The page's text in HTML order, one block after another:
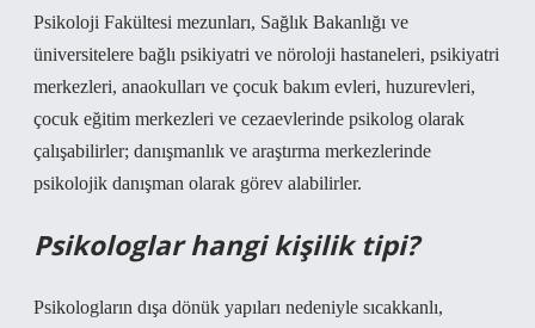
Psikoloji Fakültesi mezunları, Sağlık Bakanlığı ve
üniversitelere bağlı psikiyatri ve nöroloji hastaneleri, psikiyatri
merkezleri, anaokulları ve çocuk bakım evleri, huzurevleri,
çocuk eğitim merkezleri ve cezaevlerinde psikolog olarak
çalışabilirler; danışmanlık ve araştırma merkezlerinde
psikolojik danışman olarak görev alabilirler.
Psikologlar hangi kişilik tipi?
Psikologların dışa dönük yapıları nedeniyle sıcakkanlı,